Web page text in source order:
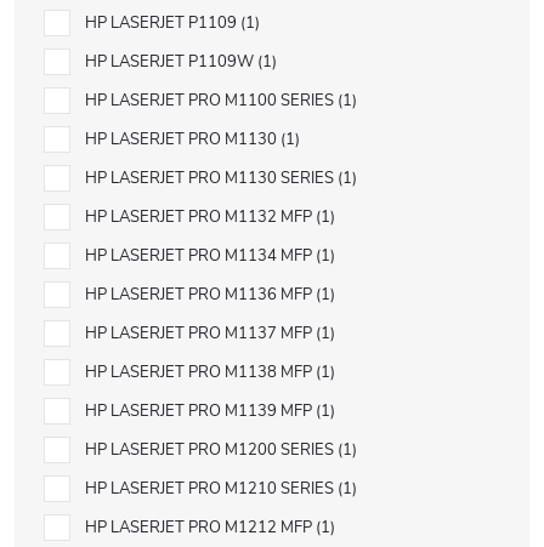
HP LASERJET P1109 1
HP LASERJET P1109W 1
HP LASERJET PRO M1100 SERIES 1
HP LASERJET PRO M1130 1
HP LASERJET PRO M1130 SERIES 1
HP LASERJET PRO M1132 MFP 1
HP LASERJET PRO M1134 MFP 1
HP LASERJET PRO M1136 MFP 1
HP LASERJET PRO M1137 MFP 1
HP LASERJET PRO M1138 MFP 1
HP LASERJET PRO M1139 MFP 1
HP LASERJET PRO M1200 SERIES 1
HP LASERJET PRO M1210 SERIES 1
HP LASERJET PRO M1212 MFP 1